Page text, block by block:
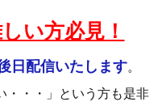
い方必見！
日配信いたします。
・・・」という方も是非